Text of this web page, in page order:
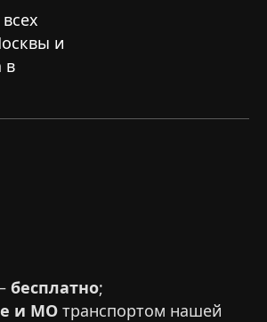
и
в
бесплатно;
и МО транспортом нашей